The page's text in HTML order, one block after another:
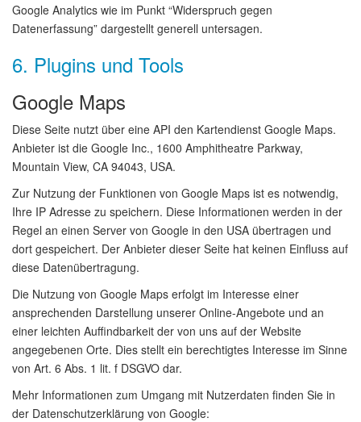
Google Analytics wie im Punkt “Widerspruch gegen
Datenerfassung” dargestellt generell untersagen.
6. Plugins und Tools
Google Maps
Diese Seite nutzt über eine API den Kartendienst Google Maps.
Anbieter ist die Google Inc., 1600 Amphitheatre Parkway,
Mountain View, CA 94043, USA.
Zur Nutzung der Funktionen von Google Maps ist es notwendig,
Ihre IP Adresse zu speichern. Diese Informationen werden in der
Regel an einen Server von Google in den USA übertragen und
dort gespeichert. Der Anbieter dieser Seite hat keinen Einfluss auf
diese Datenübertragung.
Die Nutzung von Google Maps erfolgt im Interesse einer
ansprechenden Darstellung unserer Online-Angebote und an
einer leichten Auffindbarkeit der von uns auf der Website
angegebenen Orte. Dies stellt ein berechtigtes Interesse im Sinne
von Art. 6 Abs. 1 lit. f DSGVO dar.
Mehr Informationen zum Umgang mit Nutzerdaten finden Sie in
der Datenschutzerklärung von Google: